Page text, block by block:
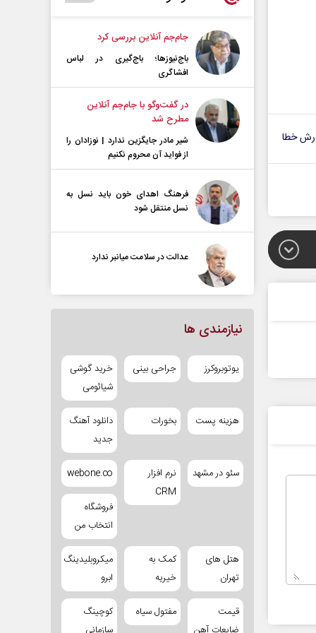
خطا
جام‌جم آنلاین بررسی کرد
باج‌نیوزها؛ باج‌گیری در لباس
افشاگری
در گفت‌و‌گو با جام‌جم آنلاین
مطرح شد
شیر مادر جایگزین ندارد | نوزادان را
از فواید آن محروم نکنیم
فرهنگ اهدای خون باید نسل به
نسل منتقل شود
عدالت در سلامت میانبر ندارد
نیازمندی ها
یوتوبروکرز جراحی بینی
خرید گوشی
شیائومی
هزینه پست بخورات
دانلود آهنگ
جدید
سئو در مشهد
نرم افزار
CRM
webone.co
فروشگاه
انتخاب من
هتل های
تهران
کمک به
خیریه
میکروبلیدینگ
ابرو
قیمت
مفتول سیاه
کوچینگ